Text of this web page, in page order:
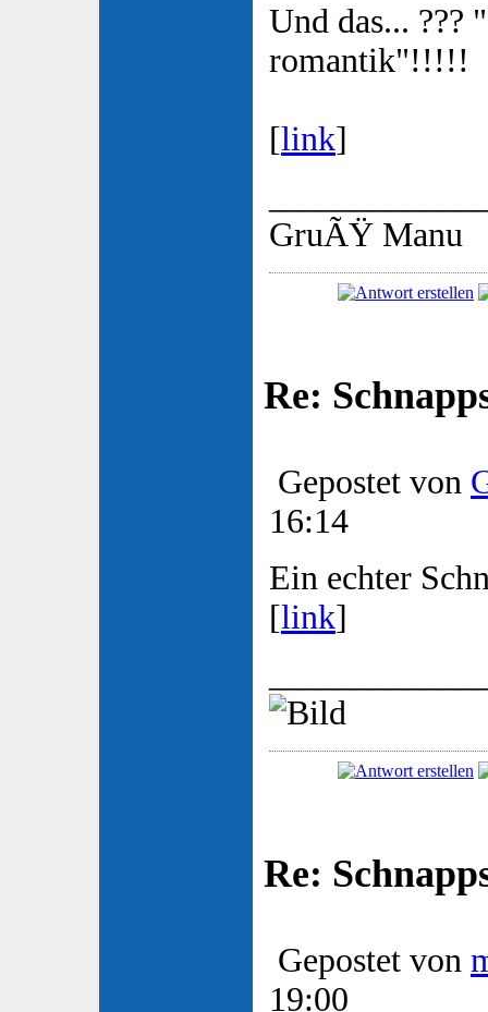
Und das... ???
romantik"!!!!!
[link]
GruÃŸ Manu
Re:
Gepostet von
16:14
Ein echter
[link]
Re:
Gepostet von
19:00